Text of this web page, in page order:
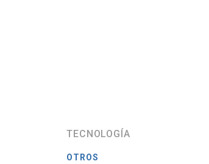
TECNOLOGÍA
OTROS